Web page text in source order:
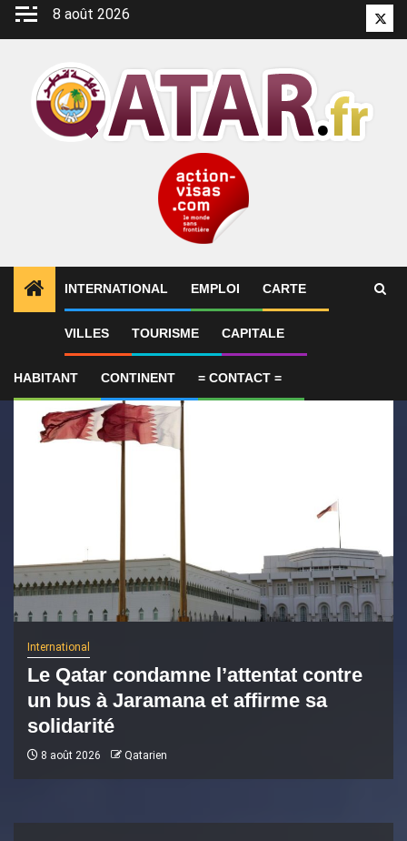
Aller
8 août 2026
INTERNATIONAL EMPLOI CARTE
VILLES TOURISME CAPITALE
HABITANT CONTINENT = CONTACT =
ALERTES INFO 1 Le Qatar condamne l’attentat
International
Le Qatar condamne l’attentat contre
un bus à Jaramana et affirme sa
solidarité
8 août 2026 Qatarien